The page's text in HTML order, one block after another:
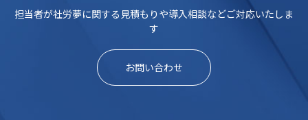
担当者が社労夢に関する見積もりや導入相談などご対応いたしま
す
お問い合わせ